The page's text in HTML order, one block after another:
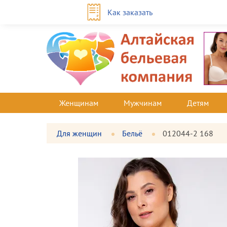
Как заказать
Женщинам Мужчинам Детям
Для женщин Бельё 012044-2 168
Фотографии
товара
Большая